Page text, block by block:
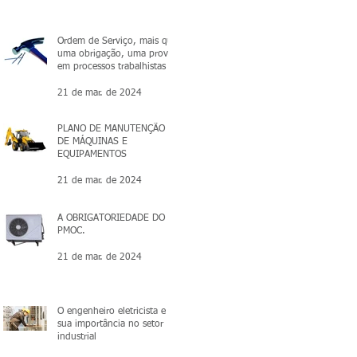
Ordem de Serviço, mais que
uma obrigação, uma prova
em processos trabalhistas
21 de mar. de 2024
PLANO DE MANUTENÇÃO
DE MÁQUINAS E
EQUIPAMENTOS
21 de mar. de 2024
A OBRIGATORIEDADE DO
PMOC.
21 de mar. de 2024
O engenheiro eletricista e a
sua importância no setor
industrial